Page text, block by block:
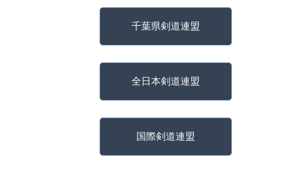
千葉県剣道連盟
全日本剣道連盟
国際剣道連盟